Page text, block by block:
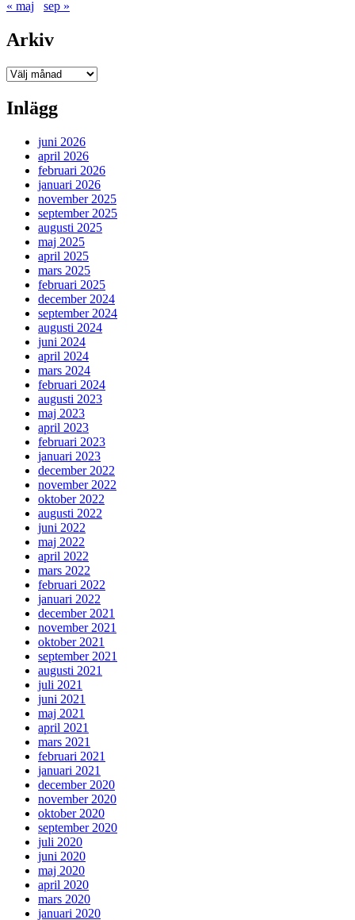
« maj sep »
Arkiv
Arkiv
Inlägg
juni 2026
april 2026
februari 2026
januari 2026
november 2025
september 2025
augusti 2025
maj 2025
april 2025
mars 2025
februari 2025
december 2024
september 2024
augusti 2024
juni 2024
april 2024
mars 2024
februari 2024
augusti 2023
maj 2023
april 2023
februari 2023
januari 2023
december 2022
november 2022
oktober 2022
augusti 2022
juni 2022
maj 2022
april 2022
mars 2022
februari 2022
januari 2022
december 2021
november 2021
oktober 2021
september 2021
augusti 2021
juli 2021
juni 2021
maj 2021
april 2021
mars 2021
februari 2021
januari 2021
december 2020
november 2020
oktober 2020
september 2020
juli 2020
juni 2020
maj 2020
april 2020
mars 2020
januari 2020